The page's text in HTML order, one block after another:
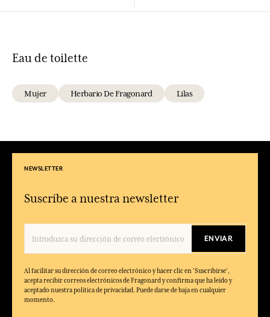
Eau de toilette
Mujer Herbario De Fragonard Lilas
NEWSLETTER
Suscríbe a nuestra newsletter
ENVIAR
Al facilitar su dirección de correo electrónico y hacer clic en 'Suscribirse',
acepta recibir correos electrónicos de Fragonard y confirma que ha leído y
aceptado nuestra política de privacidad. Puede darse de baja en cualquier
momento.